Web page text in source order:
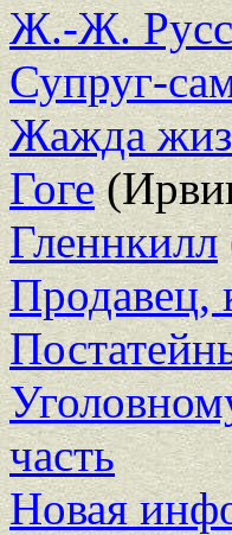
Ж.-Ж.
Супруг-
Жажда
Гоге
Гленнкилл
Продавец,
часть
Новая